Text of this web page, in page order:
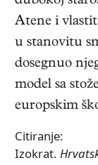
Atene i
u stanovitu
dosegnuo
model sa
europskim
Citiranje:
Izokrat.